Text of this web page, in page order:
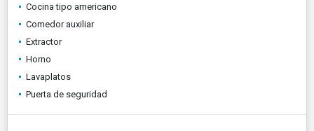
Cocina tipo americano
Comedor auxiliar
Extractor
Horno
Lavaplatos
Puerta de seguridad